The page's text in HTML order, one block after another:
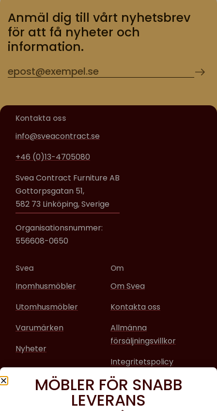
Anmäl dig till vårt nyhetsbrev
för att få nyheter och
information.
Kontakta oss
info@sveacontract.se
+46 (0)13-4705080
Svea Contract Furniture AB
Gottorpsgatan 51,
582 73 Linköping, Sverige
Organisationsnummer:
556608-0650
Svea
Inomhusmöbler
Utomhusmöbler
Varumärken
Nyheter
Om
Om Svea
Kontakta oss
Allmänna
försäljningsvillkor
Integritetspolicy
Sociala media
MÖBLER FÖR SNABB
LEVERANS